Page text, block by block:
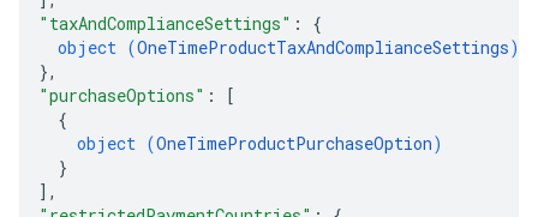
"taxAndComplianceSettings" : {
object (OneTimeProductTaxAndComplianceSettings)
},
"purchaseOptions" :
[
{
object (OneTimeProductPurchaseOption)
}
] ,